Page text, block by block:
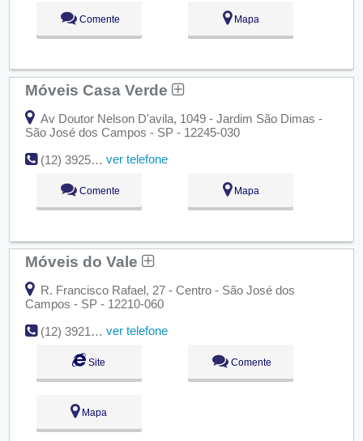
Comente Mapa
Móveis Casa Verde
Av Doutor Nelson D'avila, 1049 - Jardim São Dimas -
São José dos Campos - SP - 12245-030
(12) 3925-9090
ver telefone
Comente Mapa
Móveis do Vale
R. Francisco Rafael, 27 - Centro - São José dos
Campos - SP - 12210-060
(12) 3921-7227
ver telefone
Site Comente
Mapa